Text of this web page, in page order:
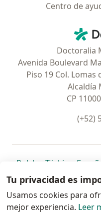
Centro de
Doctoralia
Avenida Boulevard
Piso 19 Col. Lomas
Alcaldía
CP
(+52)
Polska se abre en una
Türkiye se
España
Portugal
se abre en
México
Tu privacidad es
Usamos cookies para
mejor experiencia. Leer